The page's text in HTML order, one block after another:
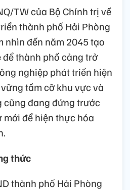
TW của Bộ Chính trị về
thành phố Hải Phòng
nhìn đến năm 2045 tạo
thành phố cảng trở
nghiệp phát triển hiện
tầm cỡ khu vực và
cũng đang đứng trước
để hiện thực hóa
thức
thành phố Hải Phòng